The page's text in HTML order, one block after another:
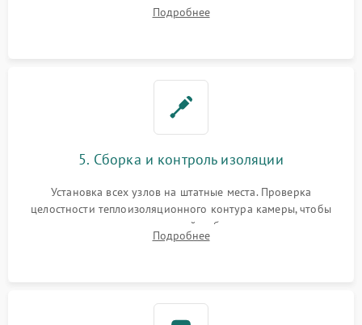
выгоревших реле, восстановление контактов и замена
Подробнее
5. Сборка и контроль изоляции
Установка всех узлов на штатные места. Проверка
целостности теплоизоляционного контура камеры, чтобы
исключить перегрев кухонной мебели и потерю тепла.
Надежная фиксация клемм и сборка корпуса шкафа.
Подробнее